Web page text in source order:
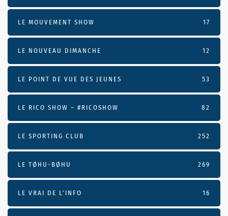
LE MOUVEMENT SHOW 17
LE NOUVEAU DIMANCHE 12
LE POINT DE VUE DES JEUNES 53
LE RICO SHOW – #RICOSHOW 82
LE SPORTING CLUB 252
LE TØHU-BØHU 269
LE VRAI DE L’INFO 16